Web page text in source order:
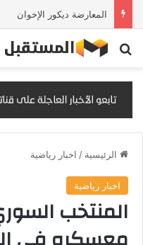
المعارضة ديكور الإخوان
بحث عن
الرئيسية / اخبار رياضية
اخبار رياضية
المنتخب